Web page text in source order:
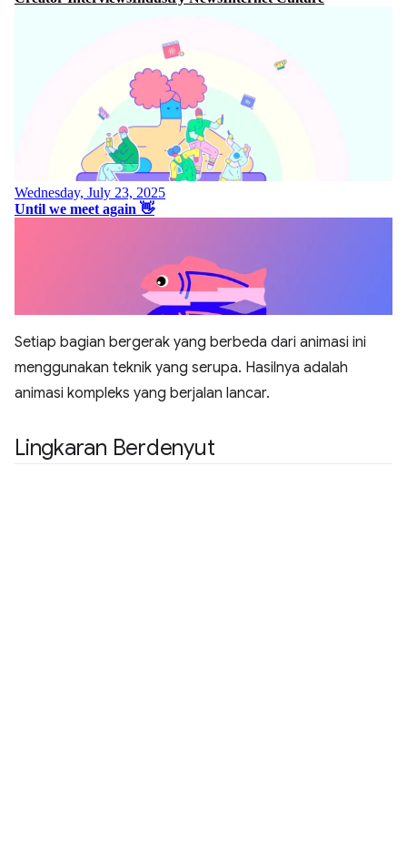
Setiap bagian bergerak yang berbeda dari animasi ini
menggunakan teknik yang serupa. Hasilnya adalah
animasi kompleks yang berjalan lancar.
Lingkaran Berdenyut